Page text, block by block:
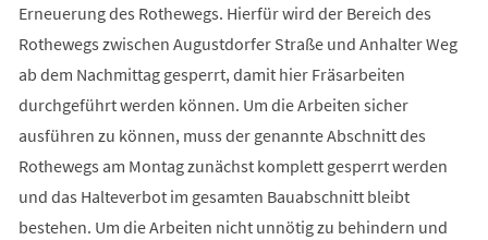
Erneuerung des Rothewegs. Hierfür wird der Bereich des
Rothewegs zwischen Augustdorfer Straße und Anhalter Weg
ab dem Nachmittag gesperrt, damit hier Fräsarbeiten
durchgeführt werden können. Um die Arbeiten sicher
ausführen zu können, muss der genannte Abschnitt des
Rothewegs am Montag zunächst komplett gesperrt werden
und das Halteverbot im gesamten Bauabschnitt bleibt
bestehen. Um die Arbeiten nicht unnötig zu behindern und